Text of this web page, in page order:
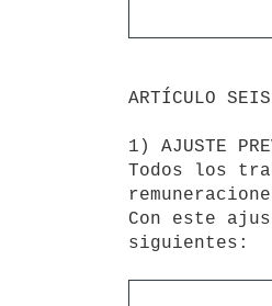
ARTÍCULO
1) AJUSTE
Todos los
Con este
siguientes: